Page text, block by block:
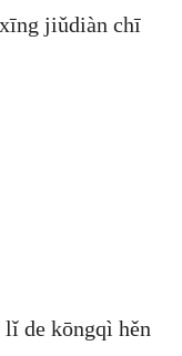
jiǔdiàn chī
de kōngqì hěn